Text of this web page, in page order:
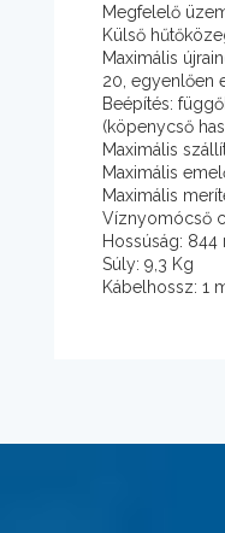
Megfelelő
Külső
Maximális
20, egyenlően
Beépítés:
(köpenycső
Maximális
Maximális
Maximális
Víznyomócső
Hossúság: 844
Súly: 9,3 Kg
Kábelhossz: 1